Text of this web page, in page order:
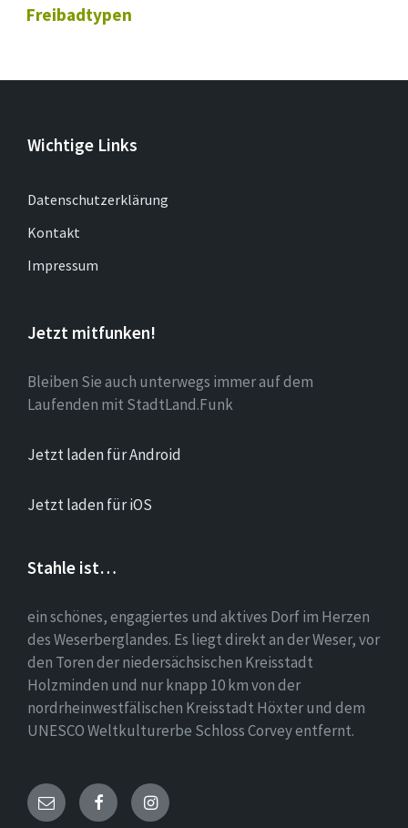
Freibadtypen
Wichtige Links
Datenschutzerklärung
Kontakt
Impressum
Jetzt mitfunken!
Bleiben Sie auch unterwegs immer auf dem
Laufenden mit StadtLand.Funk
Jetzt laden für Android
Jetzt laden für iOS
Stahle ist…
ein schönes, engagiertes und aktives Dorf im Herzen
des Weserberglandes. Es liegt direkt an der Weser, vor
den Toren der niedersächsischen Kreisstadt
Holzminden und nur knapp 10 km von der
nordrheinwestfälischen Kreisstadt Höxter und dem
UNESCO Weltkulturerbe Schloss Corvey entfernt.
Email FacebookInstagram